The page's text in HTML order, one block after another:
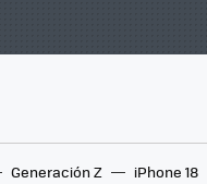
Generación Z iPhone 18